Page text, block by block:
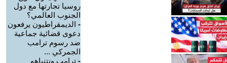
روسيا تجارتها مع دول
الجنوب العالمي؟
- الديمقراطيون يرفعون
دعوى قضائية جماعية
ضد رسوم ترامب
الجمركي ...
- ترامب ونتنياهو